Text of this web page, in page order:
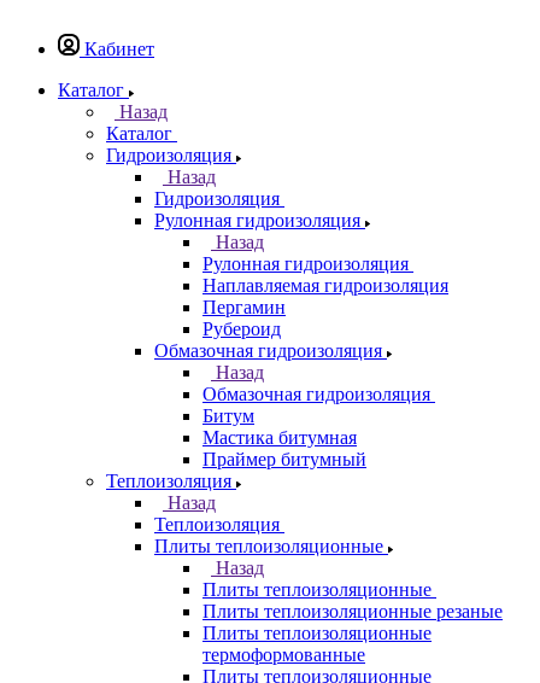
Кабинет
Каталог
Назад
Каталог
Гидроизоляция
Назад
Гидроизоляция
Рулонная гидроизоляция
Назад
Рулонная гидроизоляция
Наплавляемая гидроизоляция
Пергамин
Рубероид
Обмазочная гидроизоляция
Назад
Обмазочная гидроизоляция
Битум
Мастика битумная
Праймер битумный
Теплоизоляция
Назад
Теплоизоляция
Плиты теплоизоляционные
Назад
Плиты теплоизоляционные
Плиты теплоизоляционные резаные
Плиты теплоизоляционные
термоформованные
Плиты теплоизоляционные